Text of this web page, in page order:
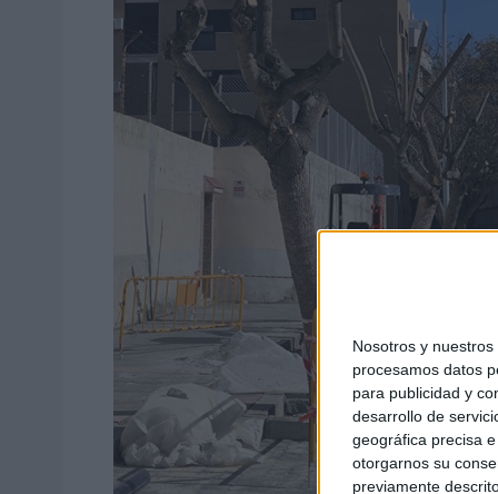
Nosotros y nuestros
procesamos datos
para publicidad y
desarrollo de
geográfica precisa
otorgarnos su
previamente